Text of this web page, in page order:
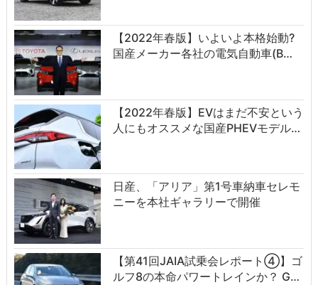
【2022年春版】いよいよ本格始動?
国産メーカー各社の電気自動車(B…
【2022年春版】EVはまだ不安という
人にもオススメな国産PHEVモデル…
日産、「アリア」第1号車納車セレモ
ニーを本社ギャラリーで開催
【第41回JAIA試乗会レポート④】ゴ
ルフ8の本命パワートレインか？ G…